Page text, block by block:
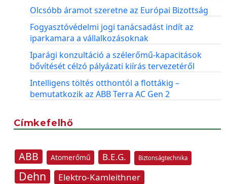
Olcsóbb áramot szeretne az Európai Bizottság
Fogyasztóvédelmi jogi tanácsadást indít az
iparkamara a vállalkozásoknak
Iparági konzultáció a szélerőmű-kapacitások
bővítését célzó pályázati kiírás tervezetéről
Intelligens töltés otthontól a flottákig –
bemutatkozik az ABB Terra AC Gen 2
Címkefelhő
ABB Atomerőmű B.E.G. Biztonságtechnika
Dehn
Elektro-Kamleithner